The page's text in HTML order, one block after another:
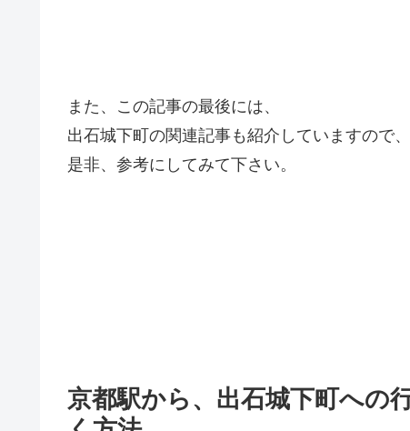
また、この記事の最後には、
出石城下町の関連記事も紹介していますので、
是非、参考にしてみて下さい。
京都駅から、出石城下町へ